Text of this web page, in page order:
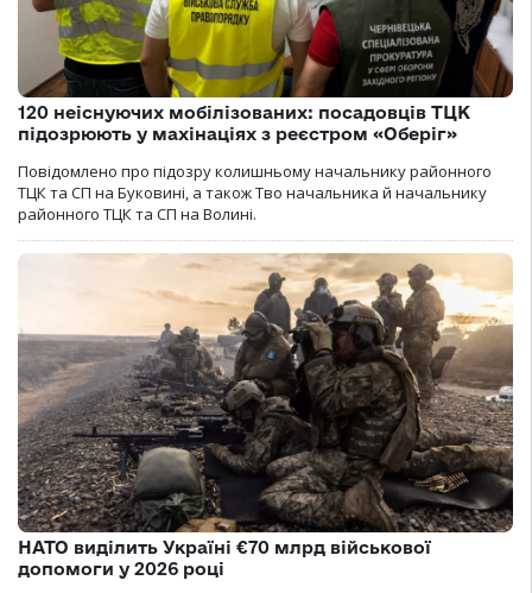
120 неіснуючих мобілізованих: посадовців ТЦК
підозрюють у махінаціях з реєстром «Оберіг»
Повідомлено про підозру колишньому начальнику районного
ТЦК та СП на Буковині, а також Тво начальника й начальнику
районного ТЦК та СП на Волині.
НАТО виділить Україні €70 млрд військової
допомоги у 2026 році